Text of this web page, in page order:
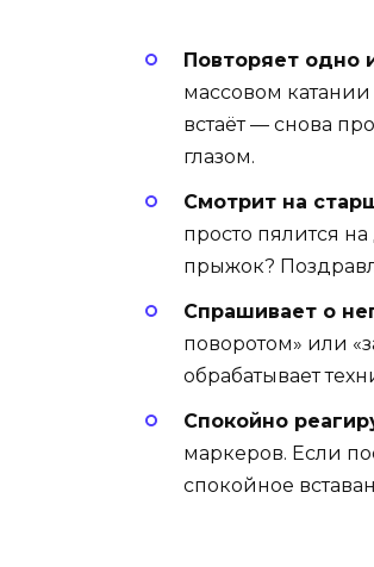
Повторяет одно
массовом катании
встаёт — снова
глазом.
Смотрит на
просто пялится
прыжок?
Спрашивает о
поворотом» или
обрабатывает
Спокойно
маркеров. Если
спокойное